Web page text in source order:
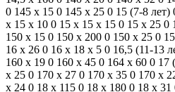
0 145 x 15 0 145 х 25 0 15 (7-8 лет)
х 15 х 10 0 15 х 15 х 15 0 15 х 25 0
150 х 15 0 150 х 200 0 150 х 25 0
16 x 26 0 16 х 18 х 5 0 16,5 (11-13
160 x 19 0 160 х 45 0 164 x 60 0 17
x 25 0 170 x 27 0 170 x 35 0 170 х
х 24 0 18 x 115 0 18 x 180 0 18 x 31